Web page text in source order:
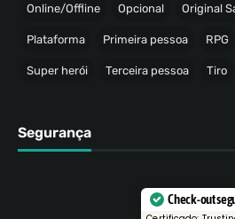
Online/Offline Opcional Original
Plataforma Primeira pessoa RPG
Super herói Terceira pessoa Tiro
Segurança
Check-out